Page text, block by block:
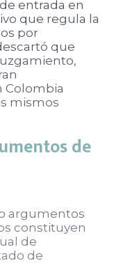
entrada en
que regula la
por
que
Colombia
mismos
de
argumentos
constituyen
de
de